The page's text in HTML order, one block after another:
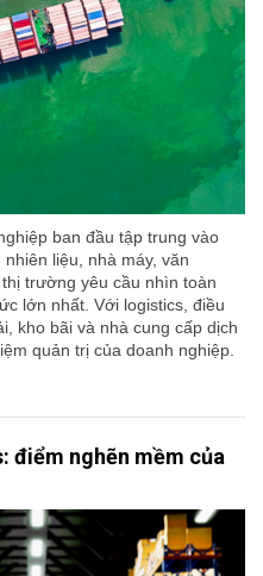
ban đầu tập trung vào
liệu, nhà máy, văn
trường yêu cầu nhìn toàn
lớn nhất. Với logistics, điều
kho bãi và nhà cung cấp dịch
quản trị của doanh nghiệp.
điểm nghẽn mềm của